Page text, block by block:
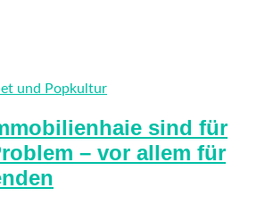
und Popkultur
sind für
– vor allem für